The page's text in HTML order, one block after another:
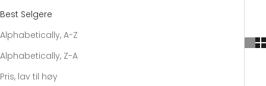
Best Selgere
Alphabetically, A-Z
Alphabetically, Z-A
Pris, lav til høy